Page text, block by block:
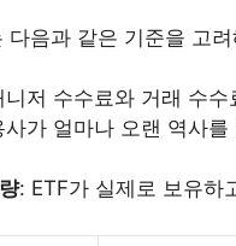
다음과 같은 기준을 고
니저 수수료와 거래 수
사가 얼마나 오랜 역사
: ETF가 실제로 보유하